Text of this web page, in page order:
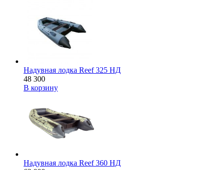
Надувная лодка Reef 325 НД
48 300
В корзину
Надувная лодка Reef 360 НД